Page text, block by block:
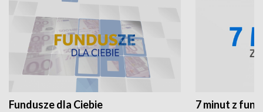
Fundusze dla Ciebie 7 minut z